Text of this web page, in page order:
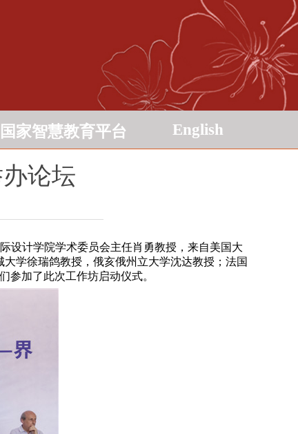
国家智慧教育平台 English
论坛
设计学院学术委员会主任肖勇教授，来自美国大
学徐瑞鸽教授，俄亥俄州立大学沈达教授；法国
参加了此次工作坊启动仪式。